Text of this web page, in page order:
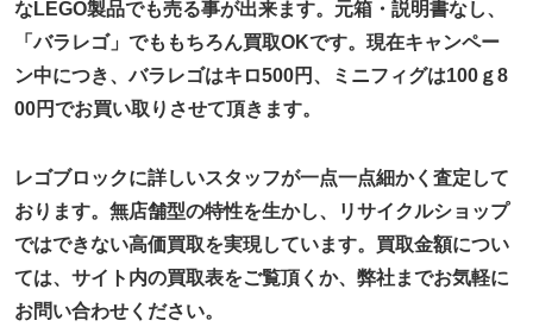
なLEGO製品でも売る事が出来ます。元箱・説明書なし、
「バラレゴ」でももちろん買取OKです。現在キャンペー
ン中につき、バラレゴはキロ500円、ミニフィグは100ｇ8
00円でお買い取りさせて頂きます。
レゴブロックに詳しいスタッフが一点一点細かく査定して
おります。無店舗型の特性を生かし、リサイクルショップ
ではできない高価買取を実現しています。買取金額につい
ては、サイト内の買取表をご覧頂くか、弊社までお気軽に
お問い合わせください。